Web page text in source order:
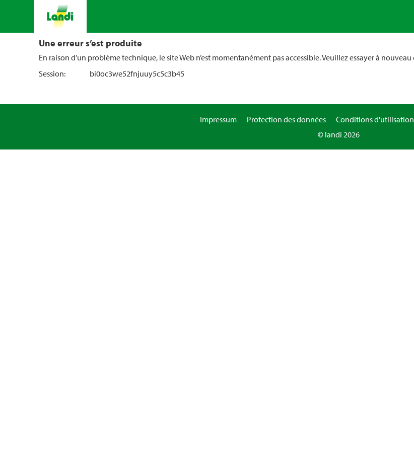
Une erreur s’est produite
En raison d’un problème technique, le site Web n’est momentanément pas accessible. Veuillez essayer à
Session:
bi0oc3we52fnjuuy5c5c3b45
Impressum Protection des données Conditions d'utilisation
© landi 2026